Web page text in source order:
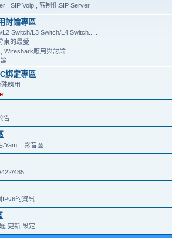
, SIP Voip , 客制化SIP Server
討論專區
Switch/L3 Switch/L4 Switch.....
東的最愛
Wireshark應用與討論
綁定專區
應用
告
/Yam....影音區
485
IPv6的資訊
更新 設定